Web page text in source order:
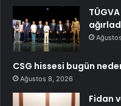
CSG hissesi bugün
Ağustos 8, 2026
Fidan